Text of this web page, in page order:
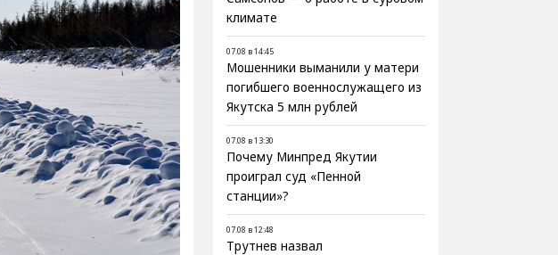
климате
07.08 в 14:45
Мошенники выманили у матери
погибшего военнослужащего из
Якутска 5 млн рублей
07.08 в 13:30
Почему Минпред Якутии
проиграл суд «Пенной
станции»?
07.08 в 12:48
Трутнев назвал